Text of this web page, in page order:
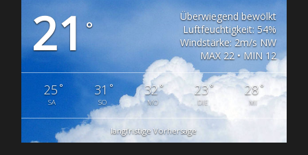
21°
Überwiegend bewölkt
Luftfeuchtigkeit: 54%
Windstärke: 2m/s NW
MAX 22 • MIN 12
25°
SA
31 °
SO
32°
MO
23°
DIE
28°
MI
langfristige Vorhersage